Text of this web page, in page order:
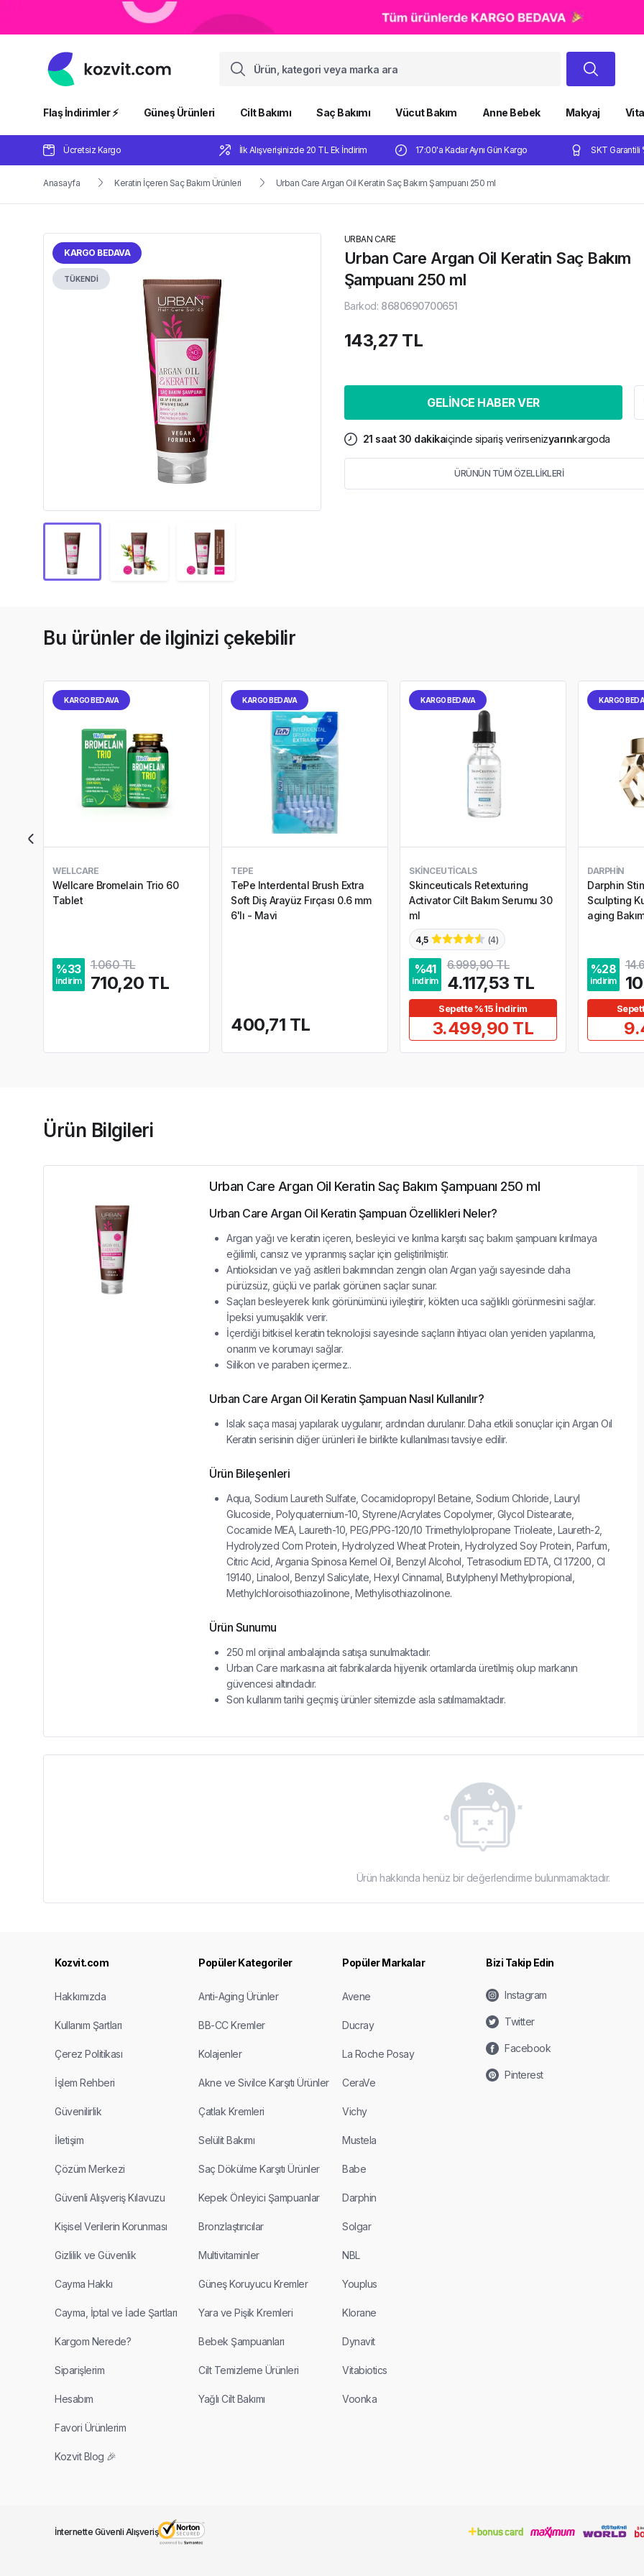
Flaş İndirimler ⚡️ Güneş Ürünleri Cilt Bakımı Saç Bakımı Vücut Bakım Anne Bebek Makyaj
Ücretsiz Kargo İlk Alışverişinizde 20 TL Ek İndirim 17:00'a Kadar Aynı Gün Kargo SKT Garantili
Anasayfa Keratin İçeren Saç Bakım Ürünleri Urban Care Argan Oil Keratin Saç Bakım Şampuanı 250 ml
KARGO BEDAVA
TÜKENDİ
URBAN CARE
Urban Care Argan Oil Keratin Saç Bakım
Şampuanı 250 ml
Barkod: 8680690700651
143,27 TL
GELİNCE HABER VER
21 saat 30 dakikaiçinde sipariş verirsenizyarınkargoda
ÜRÜNÜN TÜM ÖZELLİKLERİ
Bu ürünler de ilginizi çekebilir
KARGO BEDAVA
WELLCARE
Wellcare Bromelain Trio 60
Tablet
%33
indirim
1.060 TL
710,20 TL
KARGO BEDAVA
TEPE
TePe Interdental Brush Extra
Soft Diş Arayüz Fırçası 0.6 mm
6'lı - Mavi
400,71 TL
KARGO BEDAVA
SKINCEUTICALS
Skinceuticals Retexturing
Activator Cilt Bakım Serumu 30
ml
4,5 (4)
%41
indirim
6.999,90 TL
4.117,53 TL
Sepette %15 İndirim
3.499,90 TL
KARGO
DARPHIN
Darphin
Sculpting
aging
%28
indirim
Ürün Bilgileri
Urban Care Argan Oil Keratin Saç Bakım Şampuanı 250 ml
Urban Care Argan Oil Keratin Şampuan Özellikleri Neler?
Argan yağı ve keratin içeren, besleyici ve kırılma karşıtı saç bakım şampuanı kırılmaya
eğilimli, cansız ve yıpranmış saçlar için geliştirilmiştir.
Antioksidan ve yağ asitleri bakımından zengin olan Argan yağı sayesinde daha
pürüzsüz, güçlü ve parlak görünen saçlar sunar.
Saçları besleyerek kırık görünümünü iyileştirir, kökten uca sağlıklı görünmesini sağlar.
İpeksi yumuşaklık verir.
İçerdiği bitkisel keratin teknolojisi sayesinde saçların ihtiyacı olan yeniden yapılanma,
onarım ve korumayı sağlar.
Silikon ve paraben içermez..
Urban Care Argan Oil Keratin Şampuan Nasıl Kullanılır?
Islak saça masaj yapılarak uygulanır, ardından durulanır. Daha etkili sonuçlar için Argan Oıl
Keratin serisinin diğer ürünleri ile birlikte kullanılması tavsiye edilir.
Ürün Bileşenleri
Aqua, Sodium Laureth Sulfate, Cocamidopropyl Betaine, Sodium Chloride, Lauryl
Glucoside, Polyquaternium-10, Styrene/Acrylates Copolymer, Glycol Distearate,
Cocamide MEA, Laureth-10, PEG/PPG-120/10 Trimethylolpropane Trioleate, Laureth-2,
Hydrolyzed Corn Protein, Hydrolyzed Wheat Protein, Hydrolyzed Soy Protein, Parfum,
Citric Acid, Argania Spinosa Kernel Oil, Benzyl Alcohol, Tetrasodium EDTA, CI 17200, CI
19140, Linalool, Benzyl Salicylate, Hexyl Cinnamal, Butylphenyl Methylpropional,
Methylchloroisothiazolinone, Methylisothiazolinone.
Ürün Sunumu
250 ml orijinal ambalajında satışa sunulmaktadır.
Urban Care markasına ait fabrikalarda hijyenik ortamlarda üretilmiş olup markanın
güvencesi altındadır.
Son kullanım tarihi geçmiş ürünler sitemizde asla satılmamaktadır.
Ürün hakkında henüz bir değerlendirme bulunmamaktadır.
Kozvit.com
Hakkımızda
Kullanım Şartları
Çerez Politikası
İşlem Rehberi
Güvenilirlik
İletişim
Çözüm Merkezi
Güvenli Alışveriş Kılavuzu
Kişisel Verilerin Korunması
Gizlilik ve Güvenlik
Cayma Hakkı
Cayma, İptal ve İade Şartları
Kargom Nerede?
Siparişlerim
Hesabım
Favori Ürünlerim
Kozvit Blog 🎉
Popüler Kategoriler
Anti-Aging Ürünler
BB-CC Kremler
Kolajenler
Akne ve Sivilce Karşıtı Ürünler
Çatlak Kremleri
Selülit Bakımı
Saç Dökülme Karşıtı Ürünler
Kepek Önleyici Şampuanlar
Bronzlaştırıcılar
Multivitaminler
Güneş Koruyucu Kremler
Yara ve Pişik Kremleri
Bebek Şampuanları
Cilt Temizleme Ürünleri
Yağlı Cilt Bakımı
Popüler Markalar
Avene
Ducray
La Roche Posay
CeraVe
Vichy
Mustela
Babe
Darphin
Solgar
NBL
Youplus
Klorane
Dynavit
Vitabiotics
Voonka
Bizi Takip Edin
Instagram
Twitter
Facebook
Pinterest
İnternette Güvenli Alışveriş